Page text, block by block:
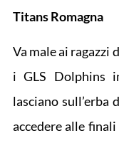
Titans Romagna
Va male ai ragazzi
i GLS Dolphins
lasciano sull’erba
accedere alle